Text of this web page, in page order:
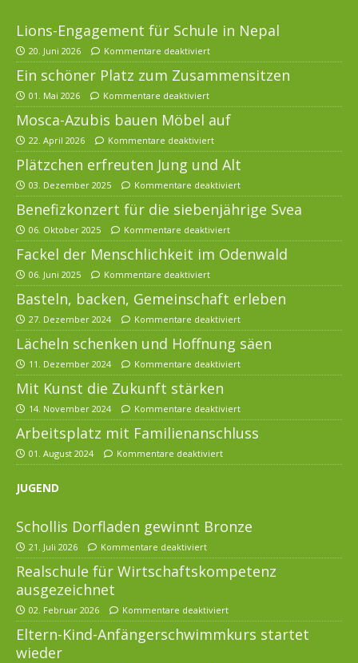
Lions-Engagement für Schule in Nepal
20. Juni 2026 Kommentare deaktiviert
Ein schöner Platz zum Zusammensitzen
01. Mai 2026 Kommentare deaktiviert
Mosca-Azubis bauen Möbel auf
22. April 2026 Kommentare deaktiviert
Plätzchen erfreuten Jung und Alt
03. Dezember 2025 Kommentare deaktiviert
Benefizkonzert für die siebenjährige Svea
06. Oktober 2025 Kommentare deaktiviert
Fackel der Menschlichkeit im Odenwald
06. Juni 2025 Kommentare deaktiviert
Basteln, backen, Gemeinschaft erleben
27. Dezember 2024 Kommentare deaktiviert
Lächeln schenken und Hoffnung säen
11. Dezember 2024 Kommentare deaktiviert
Mit Kunst die Zukunft stärken
14. November 2024 Kommentare deaktiviert
Arbeitsplatz mit Familienanschluss
01. August 2024 Kommentare deaktiviert
JUGEND
Schollis Dorfladen gewinnt Bronze
21. Juli 2026 Kommentare deaktiviert
Realschule für Wirtschaftskompetenz
ausgezeichnet
02. Februar 2026 Kommentare deaktiviert
Eltern-Kind-Anfängerschwimmkurs startet
wieder